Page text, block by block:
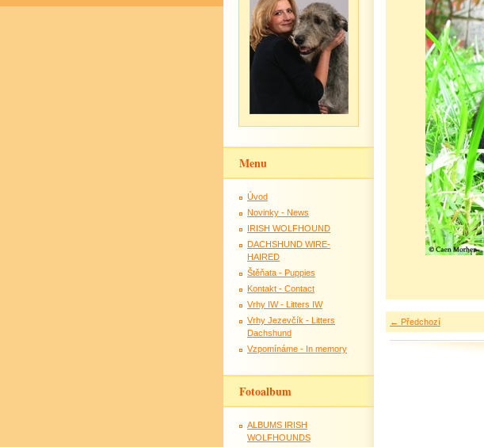
← Předchozí
Menu
Úvod
Novinky - News
IRISH WOLFHOUND
DACHSHUND WIRE-
HAIRED
Štěňata - Puppies
Kontakt - Contact
Vrhy IW - Litters IW
Vrhy Jezevčík - Litters
Dachshund
Vzpomínáme - In memory
Fotoalbum
ALBUMS IRISH
WOLFHOUNDS